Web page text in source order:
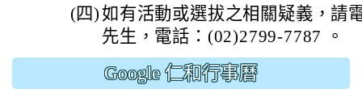
(四)如有活動或選拔之相關疑義，請
先生，電話：(02)2799-7787 。
Google 仁和行事曆